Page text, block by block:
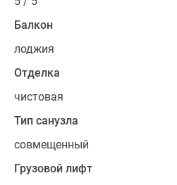
Балкон
лоджия
Отделка
чистовая
Тип санузла
совмещенный
Грузовой лифт